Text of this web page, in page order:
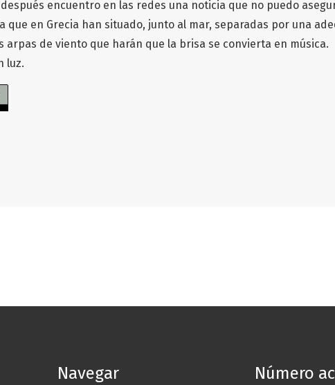
después encuentro en las redes una noticia que no puedo
que en Grecia han situado, junto al mar, separadas por una
arpas de viento que harán que la brisa se convierta en música.
luz.
Navegar Número